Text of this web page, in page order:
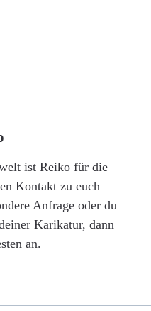
ist Reiko für die
Kontakt zu euch
Anfrage oder du
Karikatur, dann
an.